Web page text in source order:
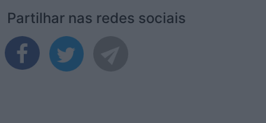
Partilhar nas redes sociais